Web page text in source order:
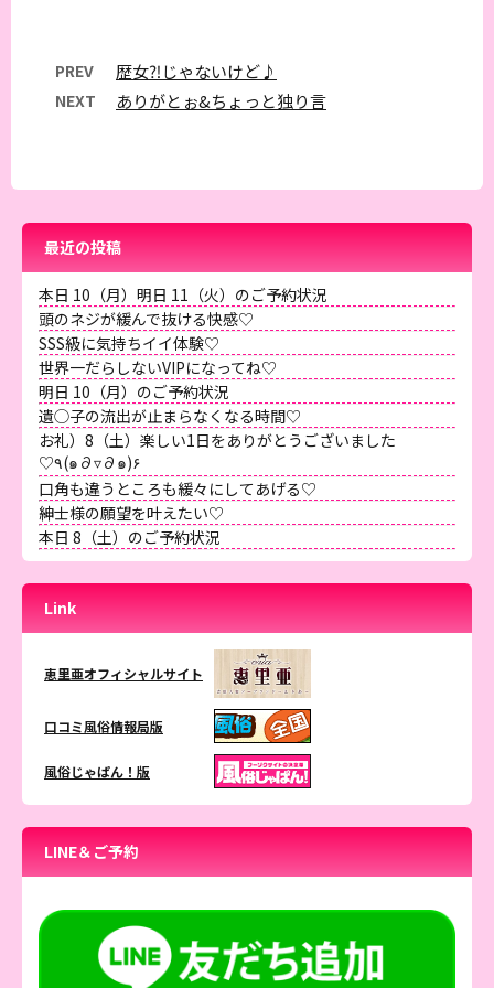
PREV 歴女⁈じゃないけど♪
NEXT ありがとぉ&ちょっと独り言
最近の投稿
本日 10（月）明日 11（火）のご予約状況
頭のネジが緩んで抜ける快感♡
SSS級に気持ちイイ体験♡
世界一だらしないVIPになってね♡
明日 10（月）のご予約状況
遺◯子の流出が止まらなくなる時間♡
お礼）8（土）楽しい1日をありがとうございました
♡٩(๑∂▿∂๑)۶
口角も違うところも緩々にしてあげる♡
紳士様の願望を叶えたい♡
本日 8（土）のご予約状況
Link
恵里亜オフィシャルサイト
口コミ風俗情報局版
風俗じゃぱん！版
LINE＆ご予約